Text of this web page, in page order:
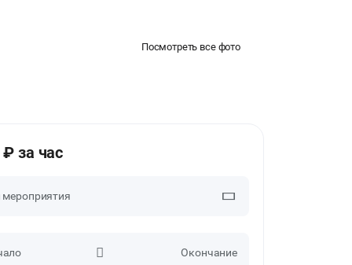
Посмотреть все фото
₽ за час
мероприятия
Окончание